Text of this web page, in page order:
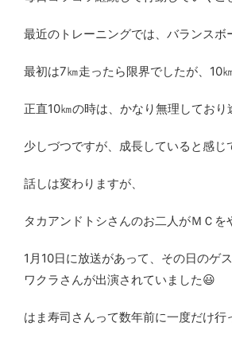
最近のトレーニングでは、バランス
最初は7㎞走ったら限界でしたが、10
正直10㎞の時は、かなり無理してお
少しづつですが、成長していると感じ
話しは変わりますが、
タカアンドトシさんのお二人がＭＣ
1月10日に放送があって、その日のゲ
ワクラさんが出演されていました😃
はま寿司さんって数年前に一度だけ行